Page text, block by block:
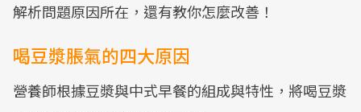
解析問題原因所在，還有教你怎麼改善！
喝豆漿脹氣的四大原因
營養師根據豆漿與中式早餐的組成與特性，將喝豆漿